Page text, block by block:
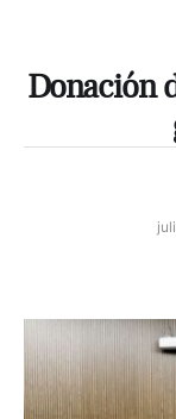
Donación